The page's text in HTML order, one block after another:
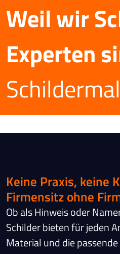
Weil wir
Experten
Keine Praxis, keine
Firmensitz ohne
Ob als Hinweis oder
Schilder bieten für jeden
Material und die